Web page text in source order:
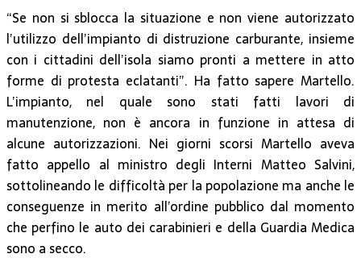
“Se non si sblocca la situazione e non viene autorizzato
l’utilizzo dell’impianto di distruzione carburante, insieme
con i cittadini dell’isola siamo pronti a mettere in atto
forme di protesta eclatanti”. Ha fatto sapere Martello.
L’impianto, nel quale sono stati fatti lavori di
manutenzione, non è ancora in funzione in attesa di
alcune autorizzazioni. Nei giorni scorsi Martello aveva
fatto appello al ministro degli Interni Matteo Salvini,
sottolineando le difficoltà per la popolazione ma anche le
conseguenze in merito all’ordine pubblico dal momento
che perfino le auto dei carabinieri e della Guardia Medica
sono a secco.